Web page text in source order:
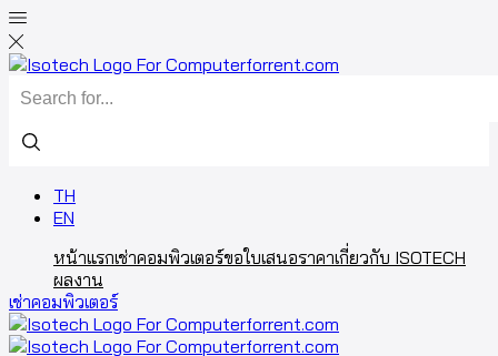
Search
TH
EN
หน้าแรกเช่าคอมพิวเตอร์ขอใบเสนอราคาเกี่ยวกับ ISOTECH
ผลงาน
เช่าคอมพิวเตอร์